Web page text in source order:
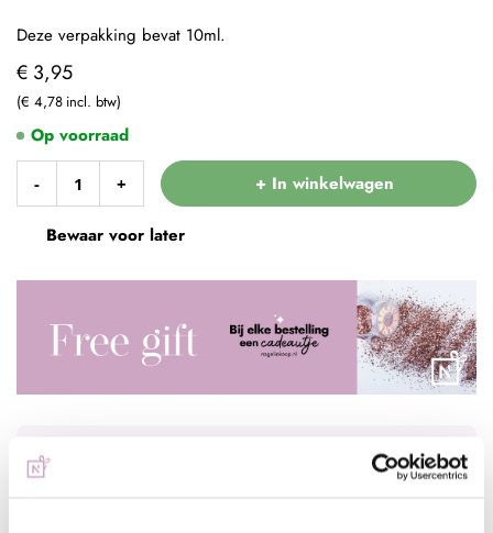
€ 3,95
€ 4,78
- + + In winkelwagen
Bewaar voor later
= vandaag verzonden
Op voorraad
Deze verpakking bevat 10ml.